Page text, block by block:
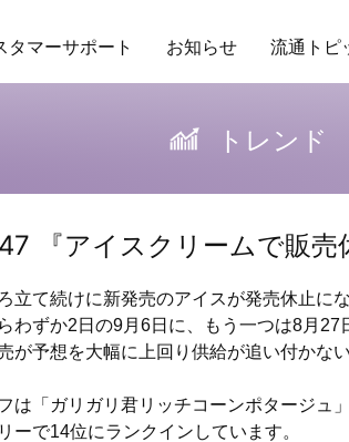
タマーサポート お知らせ 流通トピ
トレンド
『アイスクリームで販売
立て続けに新発売のアイスが発売休止に
わずか2日の9月6日に、もう一つは8月
が予想を大幅に上回り供給が追い付かな
は「ガリガリ君リッチコーンポタージュ
ーで14位にランクインしています。